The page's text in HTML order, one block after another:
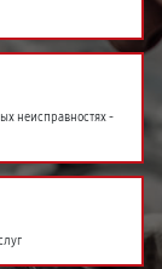
неисправностях -